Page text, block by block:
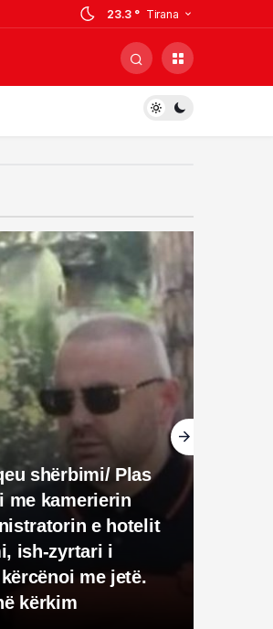
23.3 ° Tirana
shërbimi/ Plas
me kamerierin
e hotelit
ish-zyrtari i
me jetë.
kërkim